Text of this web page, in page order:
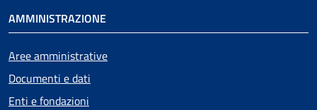
AMMINISTRAZIONE
Aree amministrative
Documenti e dati
Enti e fondazioni